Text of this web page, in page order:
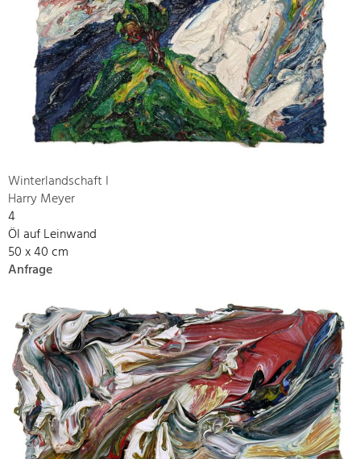
Winterlandschaft I
Harry Meyer
4
Öl auf Leinwand
50 x 40 cm
Anfrage